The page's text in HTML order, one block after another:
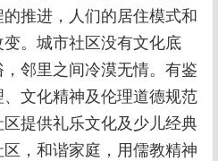
推进，人们的居住模式和
。城市社区没有文化底
邻里之间冷漠无情。有鉴
文化精神及伦理道德规范
提供礼乐文化及少儿经典
，和谐家庭，用儒教精神